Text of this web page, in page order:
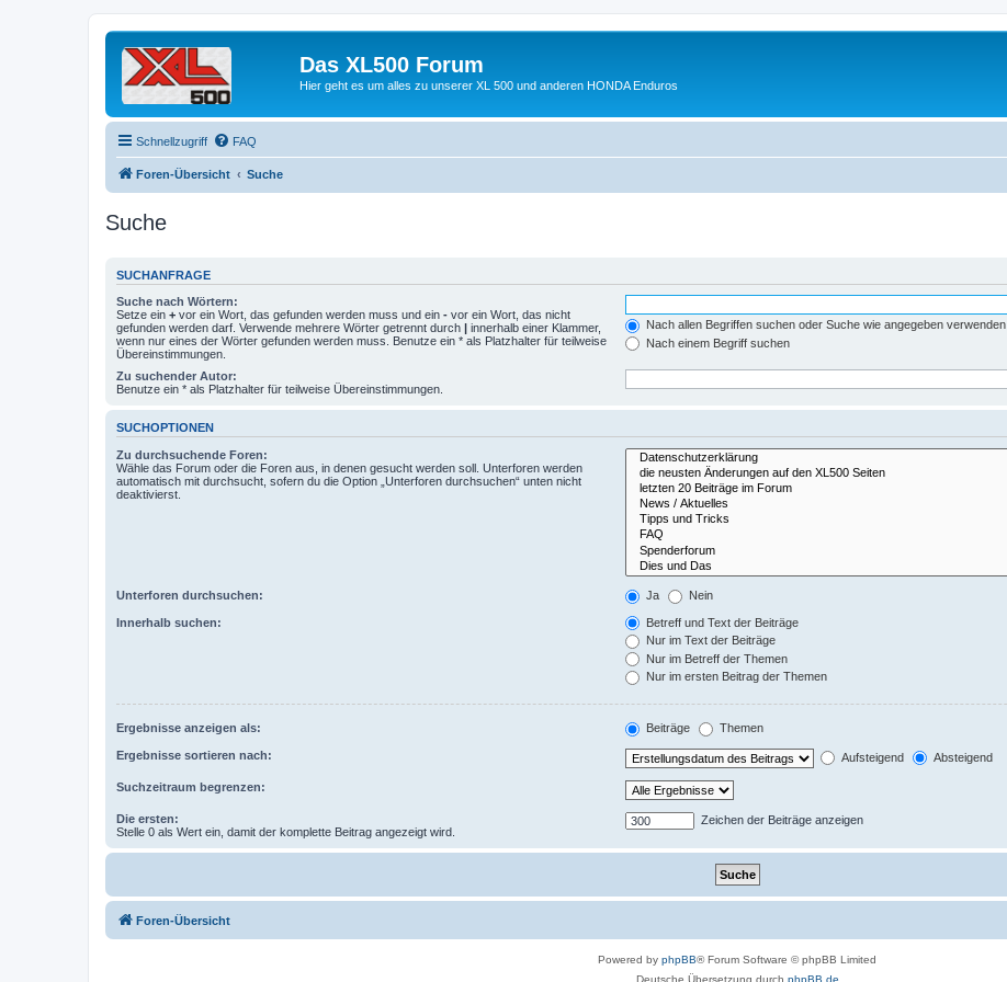
Das XL500 Forum
Hier geht es um alles zu unserer XL 500 und anderen HONDA Enduros
Schnellzugriff FAQ
Foren-Übersicht Suche
Suche
SUCHANFRAGE
Suche nach Wörtern:
Setze ein + vor ein Wort, das gefunden werden muss und ein - vor ein Wort, das nicht
gefunden werden darf. Verwende mehrere Wörter getrennt durch | innerhalb einer Klammer,
wenn nur eines der Wörter gefunden werden muss. Benutze ein * als Platzhalter für teilweise
Übereinstimmungen.
Nach allen Begriffen suchen oder Suche wie angegeben verwenden
Nach einem Begriff suchen
Zu suchender Autor:
Benutze ein * als Platzhalter für teilweise Übereinstimmungen.
SUCHOPTIONEN
Zu durchsuchende Foren:
Wähle das Forum oder die Foren aus, in denen gesucht werden soll. Unterforen werden
automatisch mit durchsucht, sofern du die Option „Unterforen durchsuchen“ unten nicht
deaktivierst.
Unterforen durchsuchen: Ja Nein
Innerhalb suchen:
Betreff und Text der Beiträge
Nur im Text der Beiträge
Nur im Betreff der Themen
Nur im ersten Beitrag der Themen
Ergebnisse anzeigen als: Beiträge Themen
Ergebnisse sortieren nach: Aufsteigend Absteigend
Suchzeitraum begrenzen:
Die ersten:
Stelle 0 als Wert ein, damit der komplette Beitrag angezeigt wird.
Zeichen der Beiträge anzeigen
Foren-Übersicht
Powered by phpBB® Forum Software © phpBB Limited
Deutsche Übersetzung durch phpBB.de